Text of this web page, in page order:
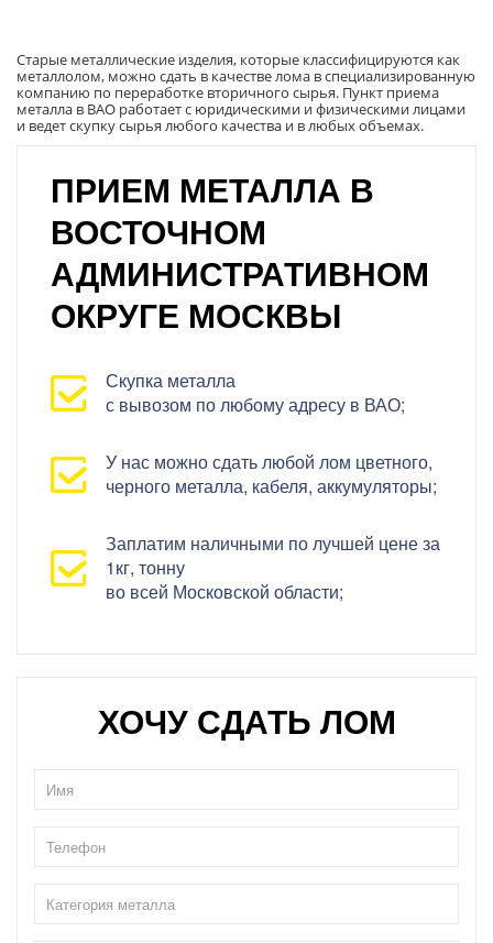
Старые металлические изделия, которые классифицируются как
металлолом, можно сдать в качестве лома в специализированную
компанию по переработке вторичного сырья. Пункт приема
металла в ВАО работает с юридическими и физическими лицами
и ведет скупку сырья любого качества и в любых объемах.
ПРИЕМ МЕТАЛЛА В
ВОСТОЧНОМ
АДМИНИСТРАТИВНОМ
ОКРУГЕ МОСКВЫ
Скупка металла
с вывозом по любому адресу в ВАО;
У нас можно сдать любой лом цветного,
черного металла, кабеля, аккумуляторы;
Заплатим наличными по лучшей цене за
1кг, тонну
во всей Московской области;
ХОЧУ СДАТЬ ЛОМ